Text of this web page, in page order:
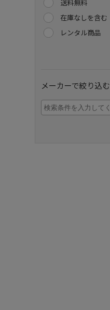
送料無料
在庫なしを含む
レンタル商品
メーカーで絞り込む